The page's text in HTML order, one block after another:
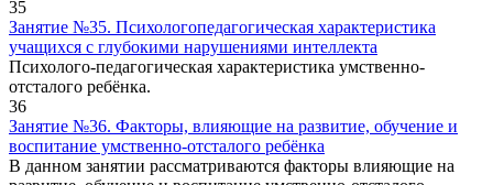
35
Занятие №35. Психологопедагогическая характеристика
учащихся с глубокими нарушениями интеллекта
Психолого-педагогическая характеристика умственно-
отсталого ребёнка.
36
Занятие №36. Факторы, влияющие на развитие, обучение и
воспитание умственно-отсталого ребёнка
В данном занятии рассматриваются факторы влияющие на